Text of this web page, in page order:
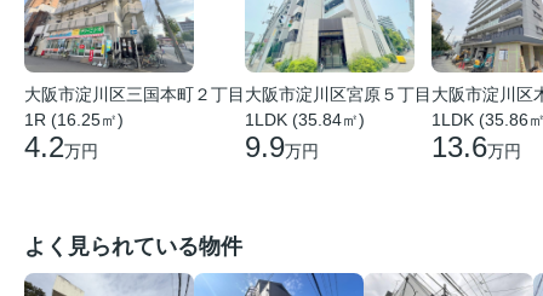
大阪市淀川区三国本町２丁目
1R (16.25㎡)
4.2万円
大阪市淀川区宮原５丁目
1LDK (35.84㎡)
9.9万円
大阪市淀川区
1LDK (35.86
13.6万円
よく見られている物件